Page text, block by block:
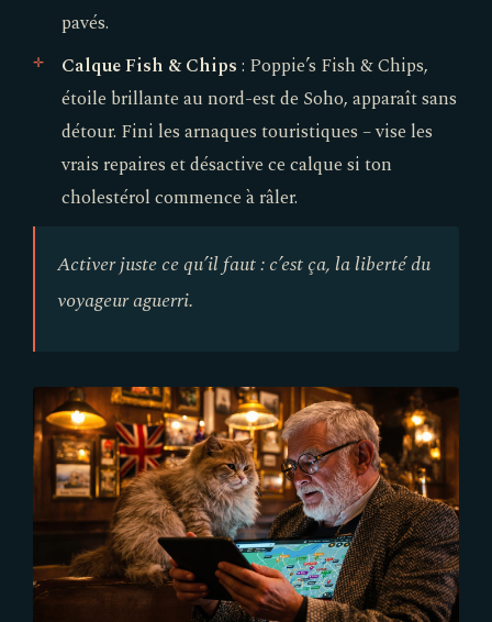
pavés.
Calque Fish & Chips : Poppie’s Fish & Chips,
étoile brillante au nord-est de Soho, apparaît sans
détour. Fini les arnaques touristiques – vise les
vrais repaires et désactive ce calque si ton
cholestérol commence à râler.
Activer juste ce qu’il faut : c’est ça, la liberté du
voyageur aguerri.